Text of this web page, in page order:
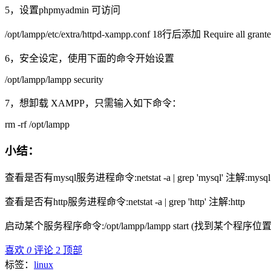
5，设置phpmyadmin 可访问
/opt/lampp/etc/extra/httpd-xampp.conf 18行后添加 Require all
6，安全设定，使用下面的命令开始设置
/opt/lampp/lampp security
7，想卸载 XAMPP，只需输入如下命令：
rm -rf /opt/lampp
小结：
查看是否有mysql服务进程命令:netstat -a | grep 'mysql' 注解:mysql
查看是否有http服务进程命令:netstat -a | grep 'http' 注解:http
启动某个服务程序命令:/opt/lampp/lampp start (找到某个程序位
喜欢 0 评论 2 顶部
标签： linux